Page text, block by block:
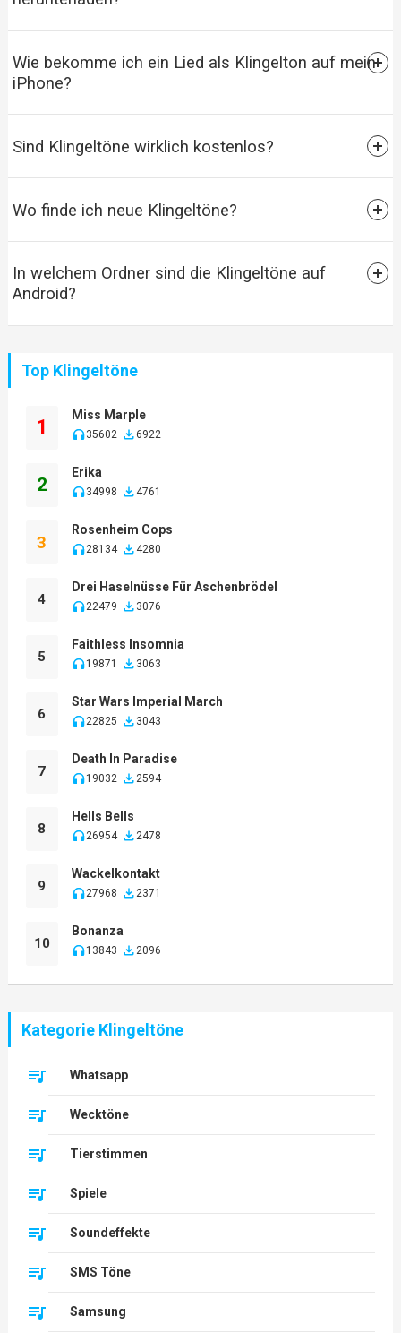
Wie bekomme ich ein Lied als Klingelton auf mein
iPhone?
Sind Klingeltöne wirklich kostenlos?
Wo finde ich neue Klingeltöne?
In welchem Ordner sind die Klingeltöne auf
Android?
Top Klingeltöne
1
Miss Marple
35602 6922
2
Erika
34998 4761
3
Rosenheim Cops
28134 4280
4
Drei Haselnüsse Für Aschenbrödel
22479 3076
5
Faithless Insomnia
19871 3063
6
Star Wars Imperial March
22825 3043
7
Death In Paradise
19032 2594
8
Hells Bells
26954 2478
9
Wackelkontakt
27968 2371
10
Bonanza
13843 2096
Kategorie Klingeltöne
Whatsapp
Wecktöne
Tierstimmen
Spiele
Soundeffekte
SMS Töne
Samsung